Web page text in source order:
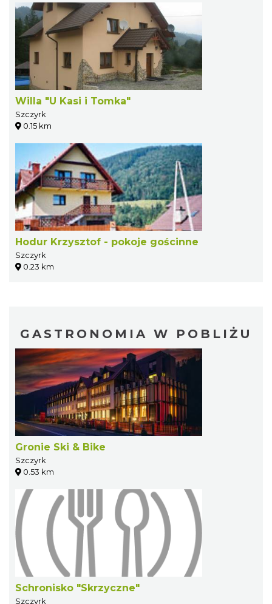
Willa "U Kasi i Tomka"
Szczyrk
0.15 km
Hodur Krzysztof - pokoje gościnne
Szczyrk
0.23 km
GASTRONOMIA W POBLIŻU
Gronie Ski & Bike
Szczyrk
0.53 km
Schronisko "Skrzyczne"
Szczyrk